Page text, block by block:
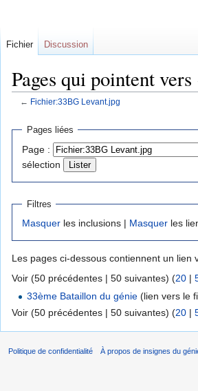
Pages qui pointent
← Fichier:33BG Levant.jpg
Sauter
navigation
Sauter
recherche
Pages liées
Page :
sélection
Filtres
Masquer les inclusions | Masquer les
Les pages ci-dessous contiennent un lien
Voir (50 précédentes | 50 suivantes) (20 |
33ème Bataillon du génie (lien vers le
Voir (50 précédentes | 50 suivantes) (20 |
Fichier Discussion
Politique de confidentialité À propos de insignes du